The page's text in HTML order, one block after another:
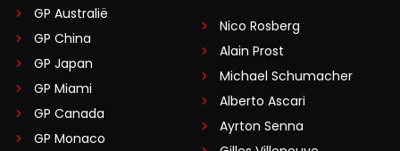
GP Australië
GP China
GP Japan
GP Miami
GP Canada
GP Monaco
Nico Rosberg
Alain Prost
Michael Schumacher
Alberto Ascari
Ayrton Senna